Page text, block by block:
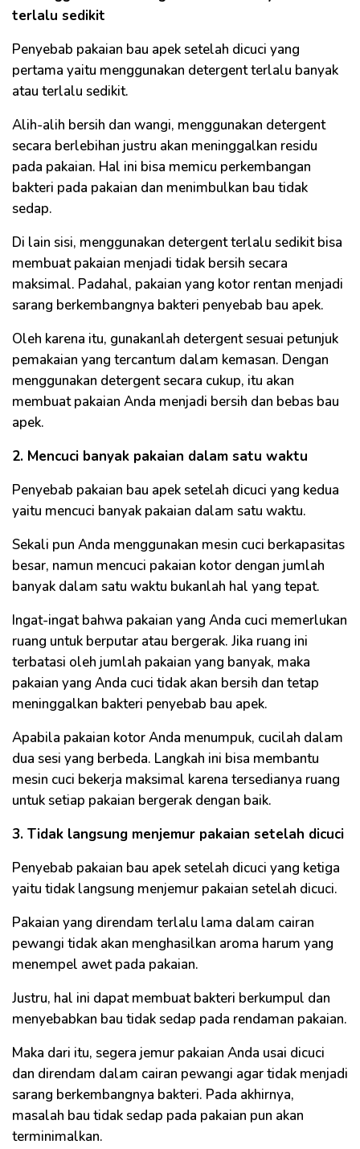
terlalu sedikit
Penyebab pakaian bau apek setelah dicuci yang
pertama yaitu menggunakan detergent terlalu banyak
atau terlalu sedikit.
Alih-alih bersih dan wangi, menggunakan detergent
secara berlebihan justru akan meninggalkan residu
pada pakaian. Hal ini bisa memicu perkembangan
bakteri pada pakaian dan menimbulkan bau tidak
sedap.
Di lain sisi, menggunakan detergent terlalu sedikit bisa
membuat pakaian menjadi tidak bersih secara
maksimal. Padahal, pakaian yang kotor rentan menjadi
sarang berkembangnya bakteri penyebab bau apek.
Oleh karena itu, gunakanlah detergent sesuai petunjuk
pemakaian yang tercantum dalam kemasan. Dengan
menggunakan detergent secara cukup, itu akan
membuat pakaian Anda menjadi bersih dan bebas bau
apek.
2. Mencuci banyak pakaian dalam satu waktu
Penyebab pakaian bau apek setelah dicuci yang kedua
yaitu mencuci banyak pakaian dalam satu waktu.
Sekali pun Anda menggunakan mesin cuci berkapasitas
besar, namun mencuci pakaian kotor dengan jumlah
banyak dalam satu waktu bukanlah hal yang tepat.
Ingat-ingat bahwa pakaian yang Anda cuci memerlukan
ruang untuk berputar atau bergerak. Jika ruang ini
terbatasi oleh jumlah pakaian yang banyak, maka
pakaian yang Anda cuci tidak akan bersih dan tetap
meninggalkan bakteri penyebab bau apek.
Apabila pakaian kotor Anda menumpuk, cucilah dalam
dua sesi yang berbeda. Langkah ini bisa membantu
mesin cuci bekerja maksimal karena tersedianya ruang
untuk setiap pakaian bergerak dengan baik.
3. Tidak langsung menjemur pakaian setelah dicuci
Penyebab pakaian bau apek setelah dicuci yang ketiga
yaitu tidak langsung menjemur pakaian setelah dicuci.
Pakaian yang direndam terlalu lama dalam cairan
pewangi tidak akan menghasilkan aroma harum yang
menempel awet pada pakaian.
Justru, hal ini dapat membuat bakteri berkumpul dan
menyebabkan bau tidak sedap pada rendaman pakaian.
Maka dari itu, segera jemur pakaian Anda usai dicuci
dan direndam dalam cairan pewangi agar tidak menjadi
sarang berkembangnya bakteri. Pada akhirnya,
masalah bau tidak sedap pada pakaian pun akan
terminimalkan.